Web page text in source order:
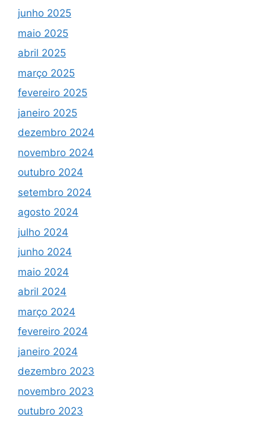
junho 2025
maio 2025
abril 2025
março 2025
fevereiro 2025
janeiro 2025
dezembro 2024
novembro 2024
outubro 2024
setembro 2024
agosto 2024
julho 2024
junho 2024
maio 2024
abril 2024
março 2024
fevereiro 2024
janeiro 2024
dezembro 2023
novembro 2023
outubro 2023